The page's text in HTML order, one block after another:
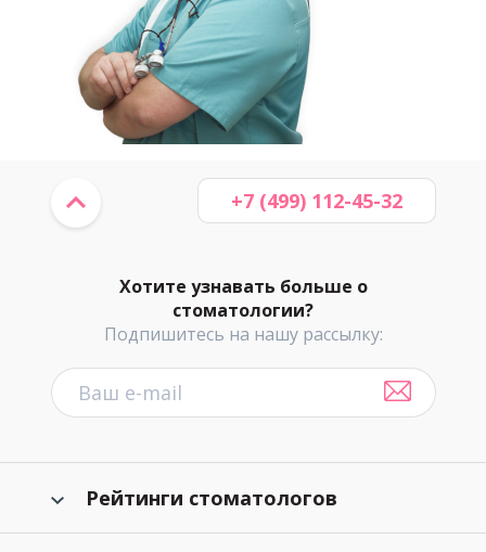
Хотите узнавать больше о
стоматологии?
Подпишитесь на нашу рассылку:
+7 (499) 112-45-32
Рейтинги стоматологов